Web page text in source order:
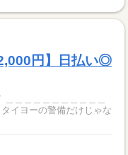
円】日払い◎
＿＿＿＿＿＿＿＿＿＿